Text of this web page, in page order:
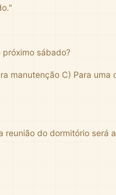
sábado?
manutenção C) Para uma
do dormitório será